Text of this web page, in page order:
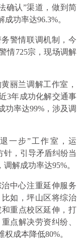
确认”渠道，做到简
功率达96.3%。
警情联调机制，今
情725宗，现场调解
丽兰调解工作室，
3年成功化解交通事
功率达99%，涉及调
一步”工作室，运
针，引导矛盾纠纷当
解成功率达95%。
中心注重延伸服务
如，坪山区将综治
重点校区延伸，打
点解决劳资纠纷、
成本降低80%。